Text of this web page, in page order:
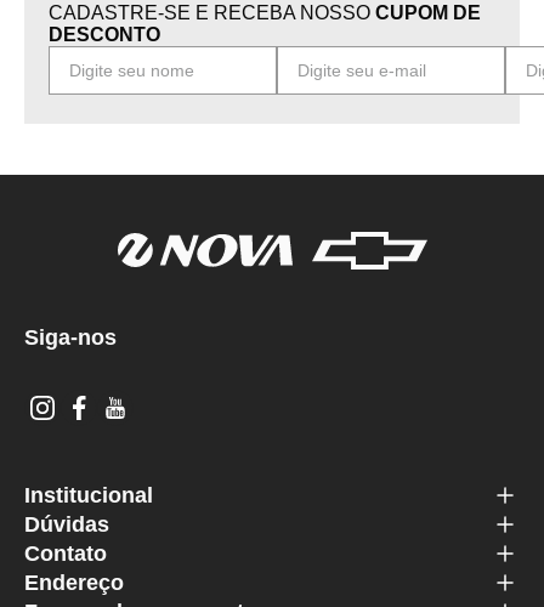
CADASTRE-SE E RECEBA NOSSO CUPOM DE
DESCONTO
Siga-nos
Institucional
Dúvidas
Contato
Endereço